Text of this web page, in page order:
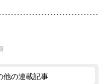
他の連載記事